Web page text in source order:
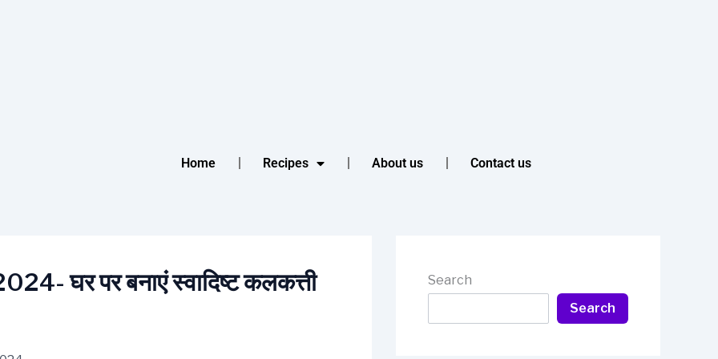
Home Recipes About us Contact us
घर पर बनाएं स्वादिष्ट कलकत्ती
Search
Search